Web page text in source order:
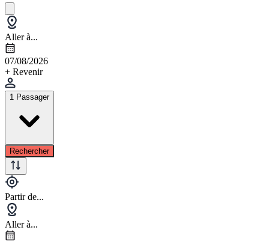
Aller à...
07/08/2026
+ Revenir
1 Passager
Rechercher
Partir de...
Aller à...